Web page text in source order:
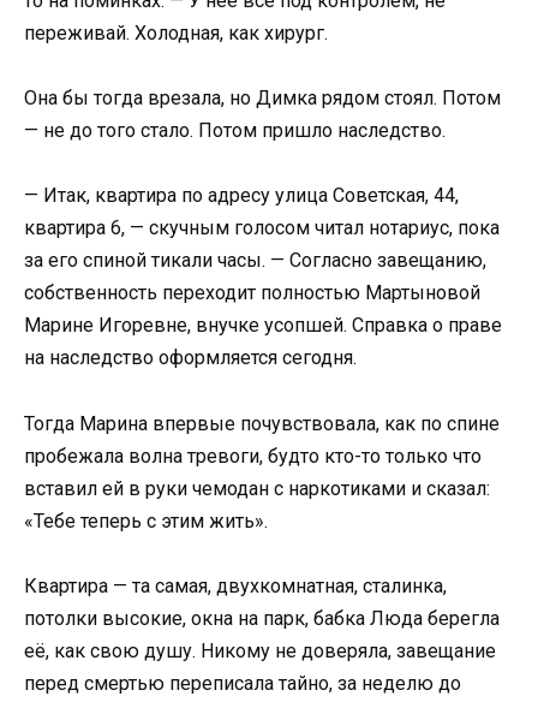
переживай. Холодная, как хирург.
Она бы тогда врезала, но Димка рядом стоял. Потом
— не до того стало. Потом пришло наследство.
— Итак, квартира по адресу улица Советская, 44,
квартира 6, — скучным голосом читал нотариус, пока
за его спиной тикали часы. — Согласно завещанию,
собственность переходит полностью Мартыновой
Марине Игоревне, внучке усопшей. Справка о праве
на наследство оформляется сегодня.
Тогда Марина впервые почувствовала, как по спине
пробежала волна тревоги, будто кто-то только что
вставил ей в руки чемодан с наркотиками и сказал:
«Тебе теперь с этим жить».
Квартира — та самая, двухкомнатная, сталинка,
потолки высокие, окна на парк, бабка Люда берегла
её, как свою душу. Никому не доверяла, завещание
перед смертью переписала тайно, за неделю до